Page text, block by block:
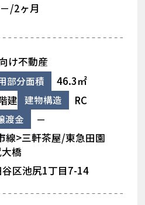
－/2ヶ月
け不動産
部分面積 46.3㎡
建 建物構造 RC
渡金 －
線>三軒茶屋/東急田園
橋
区池尻1丁目7-14